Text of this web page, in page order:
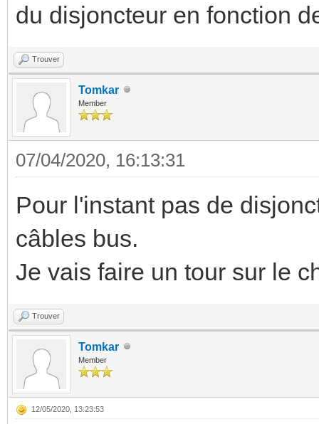
du disjoncteur en fonction
Trouver
Tomkar
Member
07/04/2020, 16:13:31
Pour l'instant pas de
câbles bus.
Je vais faire un tour sur le
Trouver
Tomkar
Member
12/05/2020, 13:23:53